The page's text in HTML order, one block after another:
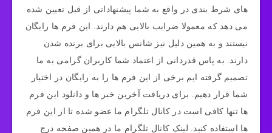
های شرط بندی در واقع به شما پیشنهاداتی از قبل تعیین شده
می دهد که معمولا ضرایب بالایی هم دارند. این فرم ها رایگان
نیستند و به همین دلیل نیز شانس بالایی برای برنده شدن
دارند. به پاس قدردانی از اعتماد شما کاربران گرامی به ما
تصمیم گرفته ایم برخی از این فرم ها را به رایگان در اختیار
شما قرار دهیم. برای دریافت آخرین خبر ها و دانلود این فرم
ها تنها کافی است در کانال تلگرام ما عضو شده تا از این فرم
ها استفاده کنید. لینک کانال تلگرام ما در همین صفحه درج